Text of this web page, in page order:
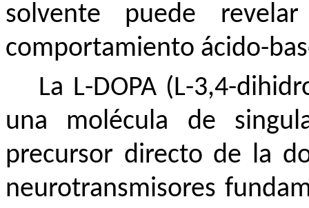
solvente puede
comportamiento ácido-
La L-DOPA (L-3,4-
una molécula de
precursor directo de la
neurotransmisores